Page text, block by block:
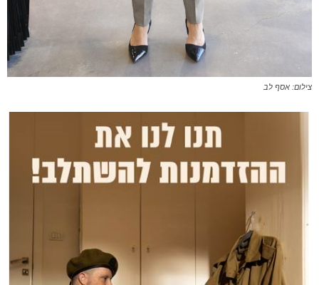
צילום: אסף לב